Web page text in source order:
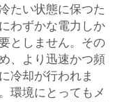
たい状態に保つた
わずかな電力しか
としません。その
、より迅速かつ頻
冷却が行われま
環境にとってもメ